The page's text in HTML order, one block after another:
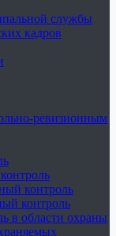
службы
кадров
ревизионным
контроль
контроль
в области охраны